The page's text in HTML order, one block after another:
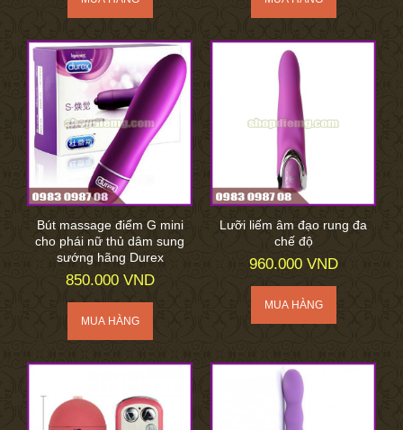
Bút massage điểm G mini
cho phái nữ thủ dâm sung
sướng hãng Durex
850.000 VND
Lưỡi liếm âm đạo rung đa
chế độ
960.000 VND